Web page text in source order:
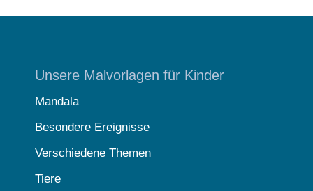
Unsere Malvorlagen für Kinder
Mandala
Besondere Ereignisse
Verschiedene Themen
Tiere